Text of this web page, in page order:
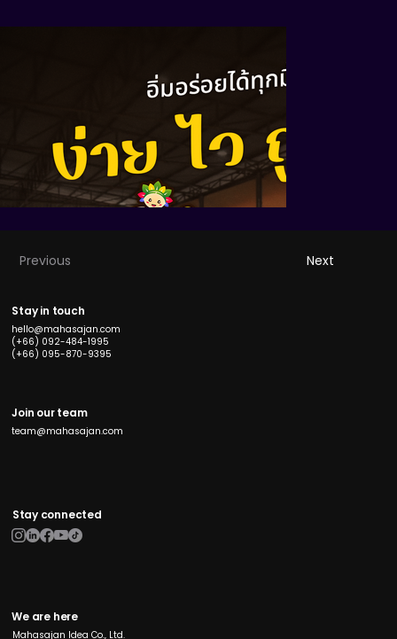
Previous Next
We are here
Mahasajan Idea Co., Ltd.
Stay connected
Join our team
team@mahasajan.com
Stay in touch
hello@mahasajan.com
(+66) 092-484-1995
(+66) 095-870-9395